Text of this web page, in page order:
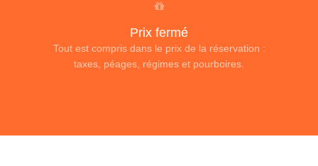
Prix fermé
Tout est compris dans le prix de la réservation :
taxes, péages, régimes et pourboires.